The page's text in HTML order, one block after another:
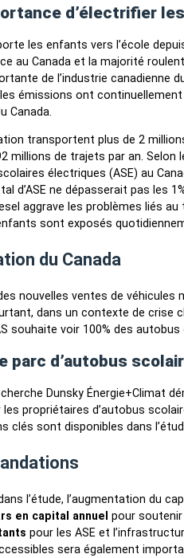
d’électrifier
les enfants vers l’école
au Canada et la majorité
de l’industrie canadienne
émissions ont
Canada.
transportent plus de 2
millions de trajets par an. Selon
électriques (ASE) au
d’ASE ne dépasserait pas les
aggrave les problèmes liés
sont exposés
du Canada
nouvelles ventes de
dans un contexte de crise
souhaite voir 100% des
d’autobus
Dunsky Énergie+Climat
propriétaires d’autobus
clés sont disponibles dans
l’étude, l’augmentation du
en capital annuel pour
pour les ASE et
sera également